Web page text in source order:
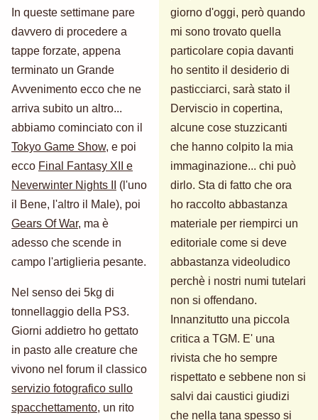
In queste settimane pare
davvero di procedere a
tappe forzate, appena
terminato un Grande
Avvenimento ecco che ne
arriva subito un altro...
abbiamo cominciato con il
Tokyo Game Show, e poi
ecco Final Fantasy XII e
Neverwinter Nights II
(l'uno
il Bene, l'altro il Male), poi
Gears Of War, ma è
adesso che scende in
campo l'artiglieria pesante.
Nel senso dei 5kg di
tonnellaggio della PS3.
Giorni addietro ho gettato
in pasto alle creature che
vivono nel forum il classico
servizio fotografico sullo
spacchettamento, un rito
giorno d'oggi, però quando
mi sono trovato quella
particolare copia davanti
ho sentito il desiderio di
pasticciarci, sarà stato il
Derviscio in copertina,
alcune cose stuzzicanti
che hanno colpito la mia
immaginazione... chi può
dirlo. Sta di fatto che ora
ho raccolto abbastanza
materiale per riempirci un
editoriale come si deve
abbastanza videoludico
perchè i nostri numi tutelari
non si offendano.
Innanzitutto una piccola
critica a TGM. E' una
rivista che ho sempre
rispettato e sebbene non si
salvi dai caustici giudizi
che nella tana spesso si